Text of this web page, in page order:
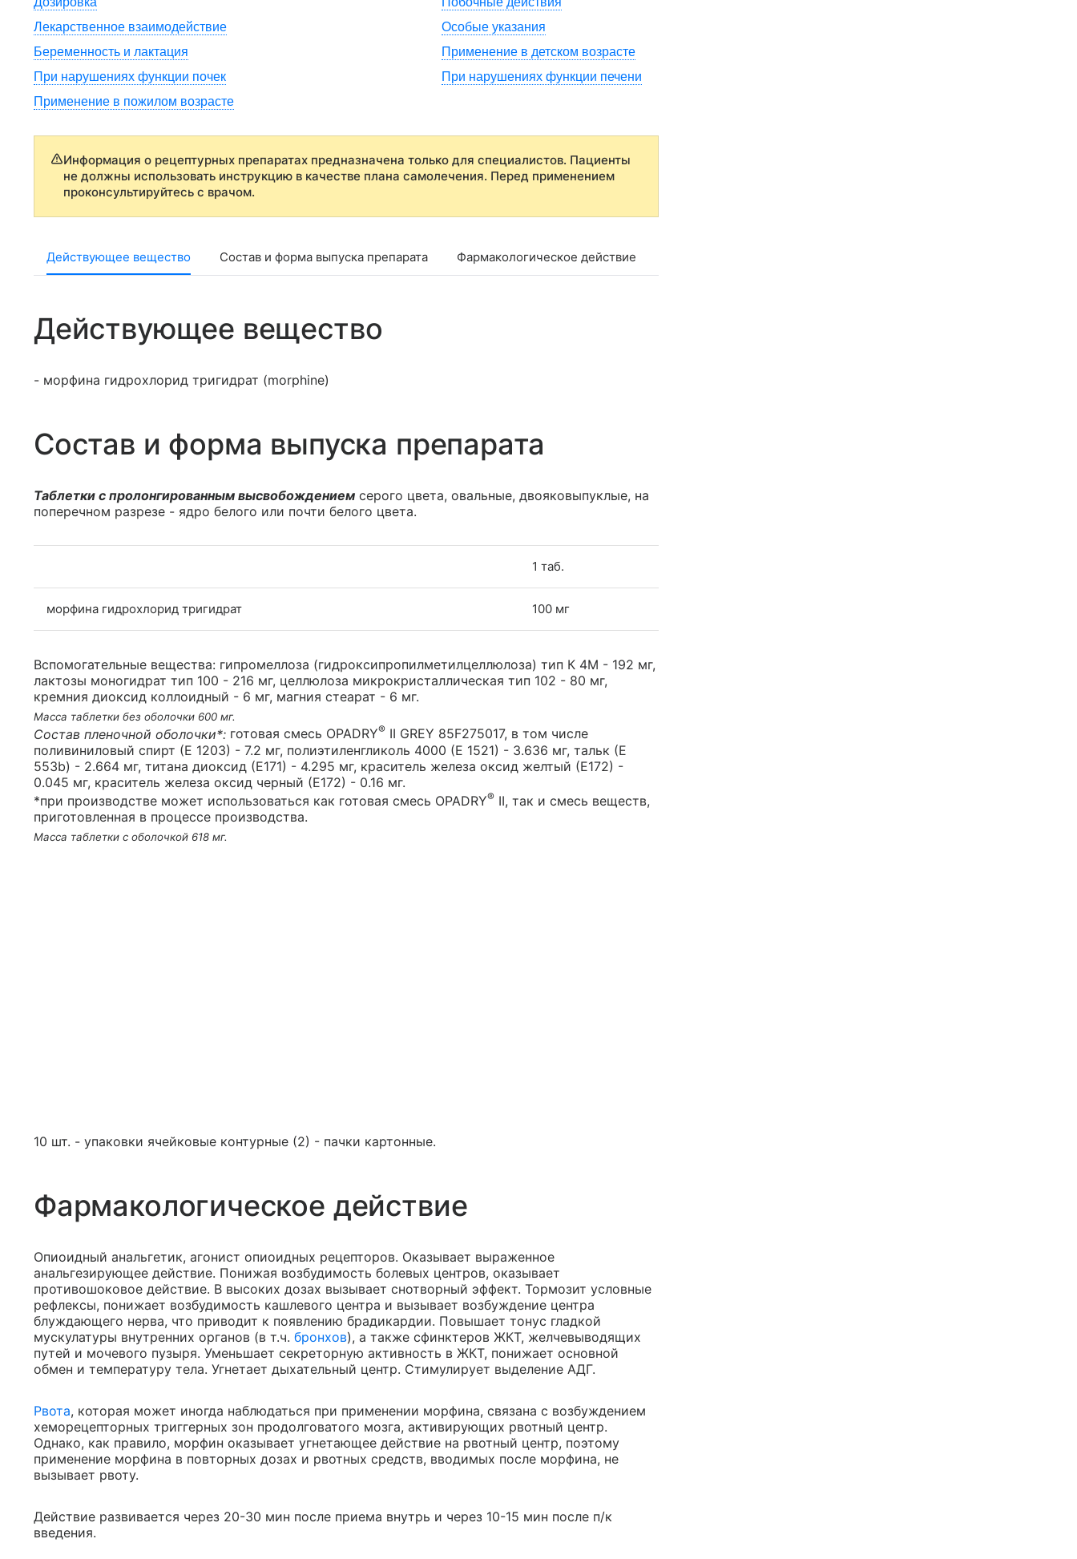
Лекарственное взаимодействие
Особые указания
Беременность и лактация
Применение в детском возрасте
При нарушениях функции почек
При нарушениях функции печени
Применение в пожилом возрасте
Информация о рецептурных препаратах предназначена только для специалистов. Пациенты
не должны использовать инструкцию в качестве плана самолечения. Перед применением
проконсультируйтесь с врачом.
Действующее вещество Состав и форма выпуска препарата Фармакологическое действие
Действующее вещество
- морфина гидрохлорид тригидрат (morphine)
Состав и форма выпуска препарата
Таблетки с пролонгированным высвобождением серого цвета, овальные, двояковыпуклые, на
поперечном разрезе - ядро белого или почти белого цвета.
1 таб.
морфина гидрохлорид тригидрат 100 мг
Вспомогательные вещества: гипромеллоза (гидроксипропилметилцеллюлоза) тип К 4М - 192 мг,
лактозы моногидрат тип 100 - 216 мг, целлюлоза микрокристаллическая тип 102 - 80 мг,
кремния диоксид коллоидный - 6 мг, магния стеарат - 6 мг.
Масса таблетки без оболочки 600 мг.
Состав пленочной оболочки*: готовая смесь OPADRY® II GREY 85F275017, в том числе
поливиниловый спирт (Е 1203) - 7.2 мг, полиэтиленгликоль 4000 (Е 1521) - 3.636 мг, тальк (Е
553b) - 2.664 мг, титана диоксид (Е171) - 4.295 мг, краситель железа оксид желтый (Е172) -
0.045 мг, краситель железа оксид черный (Е172) - 0.16 мг.
*при производстве может использоваться как готовая смесь OPADRY® II, так и смесь веществ,
приготовленная в процессе производства.
Масса таблетки с оболочкой 618 мг.
10 шт. - упаковки ячейковые контурные (2) - пачки картонные.
Фармакологическое действие
Опиоидный анальгетик, агонист опиоидных рецепторов. Оказывает выраженное
анальгезирующее действие. Понижая возбудимость болевых центров, оказывает
противошоковое действие. В высоких дозах вызывает снотворный эффект. Тормозит условные
рефлексы, понижает возбудимость кашлевого центра и вызывает возбуждение центра
блуждающего нерва, что приводит к появлению брадикардии. Повышает тонус гладкой
мускулатуры внутренних органов (в т.ч. бронхов), а также сфинктеров ЖКТ, желчевыводящих
путей и мочевого пузыря. Уменьшает секреторную активность в ЖКТ, понижает основной
обмен и температуру тела. Угнетает дыхательный центр. Стимулирует выделение АДГ.
Рвота, которая может иногда наблюдаться при применении морфина, связана с возбуждением
хеморецепторных триггерных зон продолговатого мозга, активирующих рвотный центр.
Однако, как правило, морфин оказывает угнетающее действие на рвотный центр, поэтому
применение морфина в повторных дозах и рвотных средств, вводимых после морфина, не
вызывает рвоту.
Действие развивается через 20-30 мин после приема внутрь и через 10-15 мин после п/к
введения.